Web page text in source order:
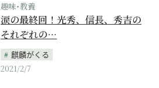
趣味･教養
涙の最終回！光秀、信長、秀吉の
それぞれの…
麒麟がくる
2021/2/7